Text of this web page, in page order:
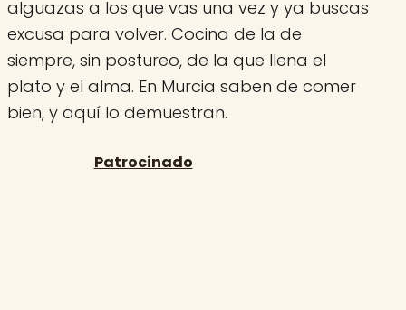
alguazas a los que vas una vez y ya buscas
excusa para volver. Cocina de la de
siempre, sin postureo, de la que llena el
plato y el alma. En Murcia saben de comer
bien, y aquí lo demuestran.